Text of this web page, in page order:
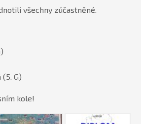
všechny zúčastněné.
G)
kole!